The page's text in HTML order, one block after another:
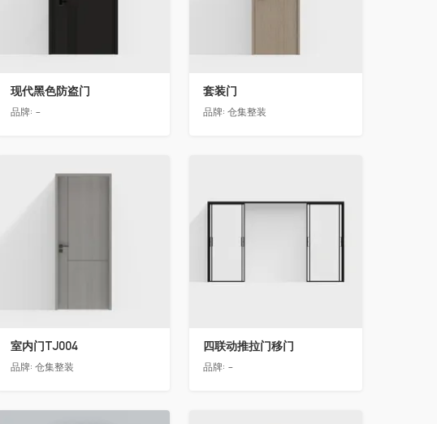
现代黑色防盗门
品牌: -
套装门
品牌:仓集整装
收藏
室内门TJ004
品牌:仓集整装
四联动推拉门移门
品牌: -